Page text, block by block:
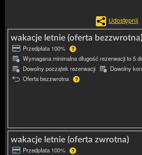
Udostępnij
wakacje letnie (oferta bezzwrotna)
Przedpłata 100% ?
Wymagana minimalna długość rezerwacji to 5
Dowolny początek rezerwacji
Dowolny
Oferta bezzwrotna
?
wakacje letnie (oferta zwrotna)
Przedpłata 100% ?